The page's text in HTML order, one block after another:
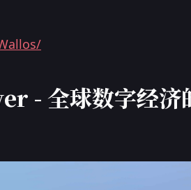
- 全球数字经济